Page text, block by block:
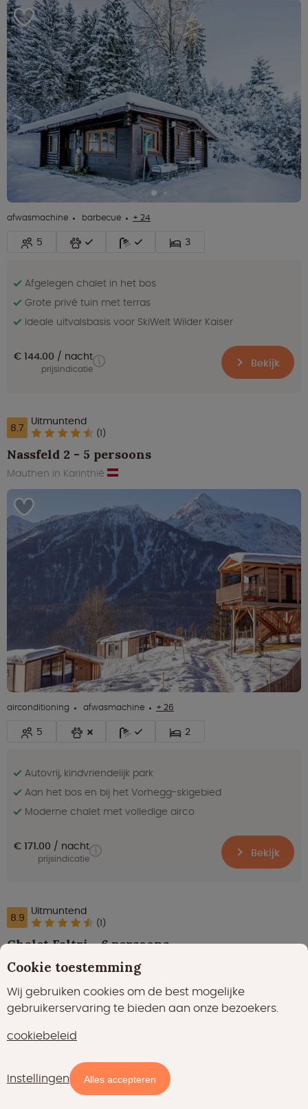
Kaart
afwasmachine barbecue + 24
5 3
Afgelegen chalet in het bos
Grote privé tuin met terras
Ideale uitvalsbasis voor SkiWelt Wilder Kaiser
€ 144.00 nacht
prijsindicatie Bekijk
8.7 Uitmuntend
(1)
Nassfeld 2 - 5 persoons
Mauthen in Karinthië
airconditioning afwasmachine + 26
5 2
Autovrij, kindvriendelijk park
Aan het bos en bij het Vorhegg-skigebied
Moderne chalet met volledige airco
€ 171.00 nacht
prijsindicatie Bekijk
8.9 Uitmuntend
(1)
Chalet Faltri - 6 persoons
Ladis in Tirol
Cookie toestemming
Wij gebruiken cookies om de best mogelijke
gebruikerservaring te bieden aan onze bezoekers.
cookiebeleid
Instellingen Alles accepteren